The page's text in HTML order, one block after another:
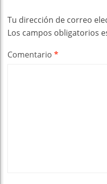
Tu dirección de correo
Los campos obligatorios
Comentario *